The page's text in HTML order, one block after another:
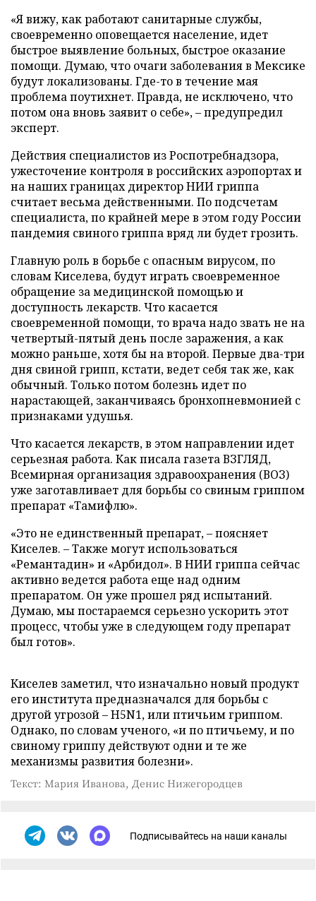
«Я вижу, как работают санитарные службы,
своевременно оповещается население, идет
быстрое выявление больных, быстрое оказание
помощи. Думаю, что очаги заболевания в Мексике
будут локализованы. Где-то в течение мая
проблема поутихнет. Правда, не исключено, что
потом она вновь заявит о себе», – предупредил
эксперт.
Действия специалистов из Роспотребнадзора,
ужесточение контроля в российских аэропортах и
на наших границах директор НИИ гриппа
считает весьма действенными. По подсчетам
специалиста, по крайней мере в этом году России
пандемия свиного гриппа вряд ли будет грозить.
Главную роль в борьбе с опасным вирусом, по
словам Киселева, будут играть своевременное
обращение за медицинской помощью и
доступность лекарств. Что касается
своевременной помощи, то врача надо звать не на
четвертый-пятый день после заражения, а как
можно раньше, хотя бы на второй. Первые два-три
дня свиной грипп, кстати, ведет себя так же, как
обычный. Только потом болезнь идет по
нарастающей, заканчиваясь бронхопневмонией с
признаками удушья.
Что касается лекарств, в этом направлении идет
серьезная работа. Как писала газета ВЗГЛЯД,
Всемирная организация здравоохранения (ВОЗ)
уже заготавливает для борьбы со свиным гриппом
препарат «Тамифлю».
«Это не единственный препарат, – поясняет
Киселев. – Также могут использоваться
«Ремантадин» и «Арбидол». В НИИ гриппа сейчас
активно ведется работа еще над одним
препаратом. Он уже прошел ряд испытаний.
Думаю, мы постараемся серьезно ускорить этот
процесс, чтобы уже в следующем году препарат
был готов».
Киселев заметил, что изначально новый продукт
его института предназначался для борьбы с
другой угрозой – H5N1, или птичьим гриппом.
Однако, по словам ученого, «и по птичьему, и по
свиному гриппу действуют одни и те же
механизмы развития болезни».
Текст: Мария Иванова, Денис Нижегородцев
Подписывайтесь на наши каналы